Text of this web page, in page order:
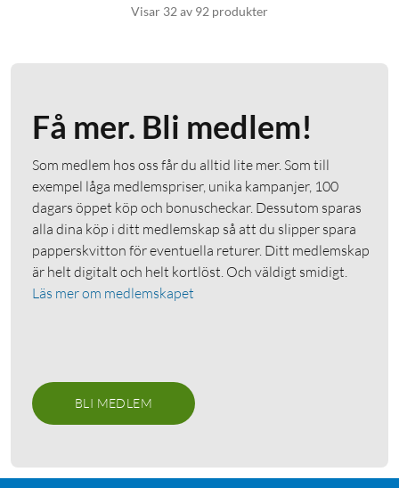
Visar 32 av 92 produkter
Få mer. Bli medlem!
Som medlem hos oss får du alltid lite mer. Som till
exempel låga medlemspriser, unika kampanjer, 100
dagars öppet köp och bonuscheckar. Dessutom sparas
alla dina köp i ditt medlemskap så att du slipper spara
papperskvitton för eventuella returer. Ditt medlemskap
är helt digitalt och helt kortlöst. Och väldigt smidigt.
Läs mer om medlemskapet
BLI MEDLEM